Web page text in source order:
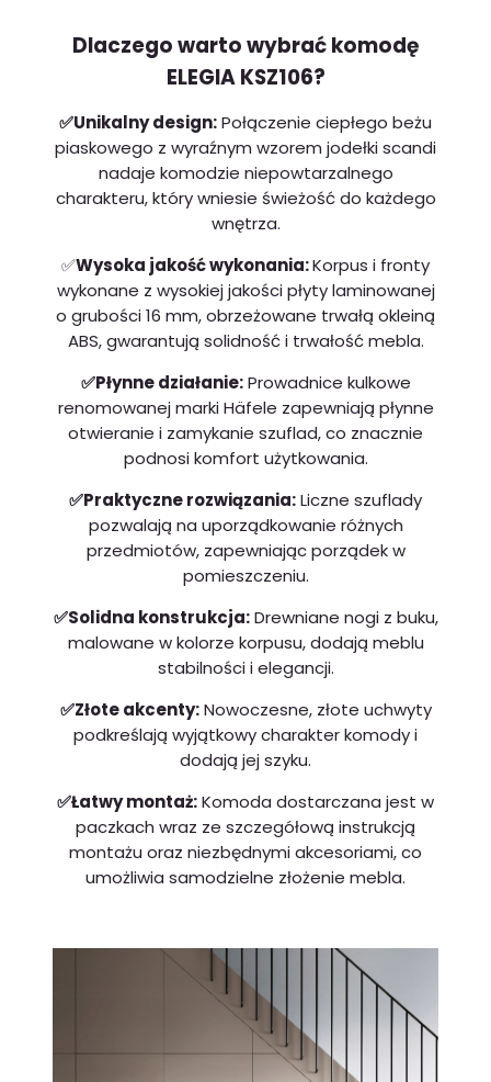
Dlaczego warto wybrać komodę
ELEGIA KSZ106?
✅Unikalny design:Połączenie ciepłego beżu
piaskowego z wyraźnym wzorem jodełki scandi
nadaje komodzie niepowtarzalnego
charakteru, który wniesie świeżość do każdego
wnętrza.
✅Wysoka jakość wykonania:Korpus i fronty
wykonane z wysokiej jakości płyty laminowanej
o grubości 16 mm, obrzeżowane trwałą okleiną
ABS, gwarantują solidność i trwałość mebla.
✅Płynne działanie:Prowadnice kulkowe
renomowanej marki Häfele zapewniają płynne
otwieranie i zamykanie szuflad, co znacznie
podnosi komfort użytkowania.
✅Praktyczne rozwiązania:Liczne szuflady
pozwalają na uporządkowanie różnych
przedmiotów, zapewniając porządek w
pomieszczeniu.
✅Solidna konstrukcja:Drewniane nogi z buku,
malowane w kolorze korpusu, dodają meblu
stabilności i elegancji.
✅Złote akcenty:Nowoczesne, złote uchwyty
podkreślają wyjątkowy charakter komody i
dodają jej szyku.
✅Łatwy montaż:Komoda dostarczana jest w
paczkach wraz ze szczegółową instrukcją
montażu oraz niezbędnymi akcesoriami, co
umożliwia samodzielne złożenie mebla.